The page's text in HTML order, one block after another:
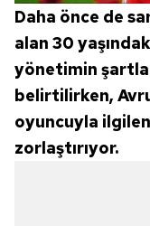
Daha önce de
alan 30
yönetimin
belirtilirken,
oyuncuyla
zorlaştırıyor.